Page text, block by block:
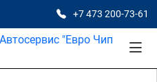
+7 473 200-73-61